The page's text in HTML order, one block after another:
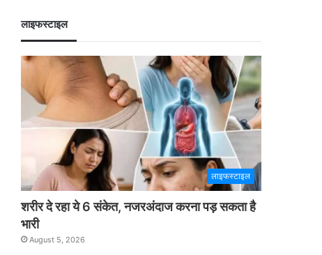
लाइफस्टाइल
लाइफस्टाइल
शरीर दे रहा ये 6 संकेत, नजरअंदाज करना पड़ सकता है
भारी
August 5, 2026